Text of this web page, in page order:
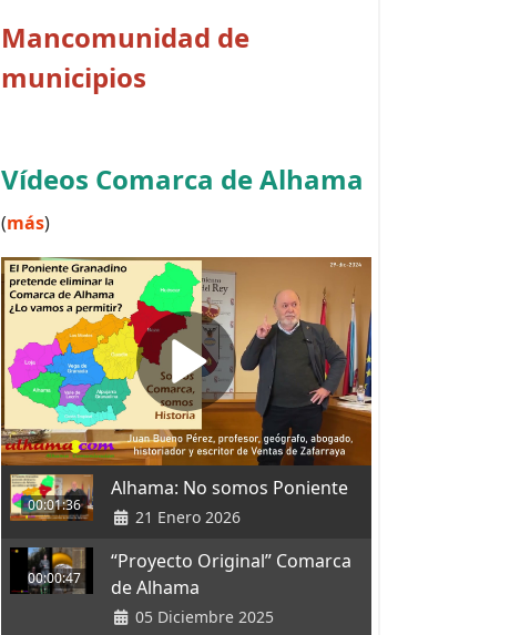
Mancomunidad de
municipios
Vídeos Comarca de Alhama
(más)
00:01:36
Alhama: No somos Poniente
21 Enero 2026
00:00:47
“Proyecto Original” Comarca
de Alhama
05 Diciembre 2025